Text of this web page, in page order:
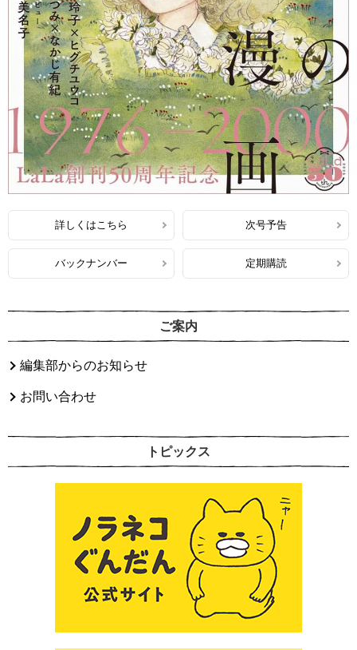
詳しくはこちら 次号予告
バックナンバー 定期購読
ご案内
編集部からのお知らせ
お問い合わせ
トピックス